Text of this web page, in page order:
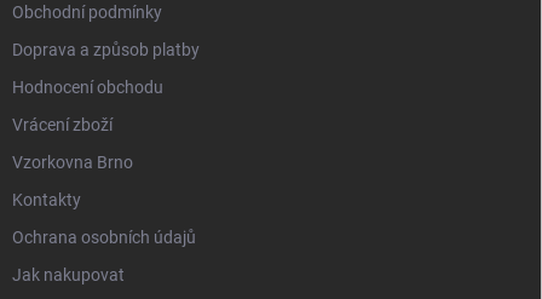
Obchodní podmínky
Doprava a způsob platby
Hodnocení obchodu
Vrácení zboží
Vzorkovna Brno
Kontakty
Ochrana osobních údajů
Jak nakupovat